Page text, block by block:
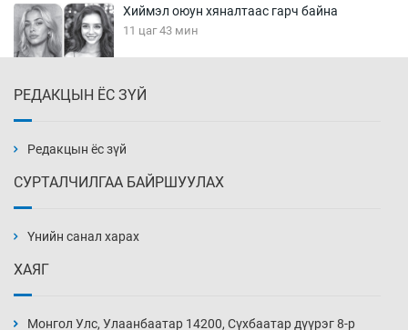
Хиймэл оюун хяналтаас гарч байна
11 цаг 43 мин
12 цаг 13 мин
нэмэгджээ
РЕДАКЦЫН ЁС ЗҮЙ
Редакцын ёс зүй
СУРТАЛЧИЛГАА БАЙРШУУЛАХ
Үнийн санал харах
ХАЯГ
Монгол Улс, Улаанбаатар 14200, Сүхбаатар дүүрэг 8-р